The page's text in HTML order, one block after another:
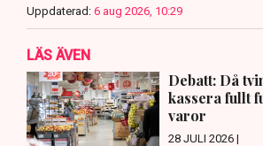
Uppdaterad: 6 aug 2026, 10:29
LÄS ÄVEN
Debatt: Då
kassera fullt
varor
28 JULI 2026 |